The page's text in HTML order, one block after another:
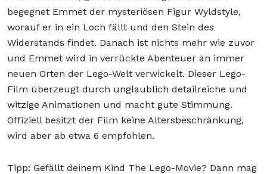
begegnet Emmet der mysteriösen Figur Wyldstyle,
worauf er in ein Loch fällt und den Stein des
Widerstands findet. Danach ist nichts mehr wie zuvor
und Emmet wird in verrückte Abenteuer an immer
neuen Orten der Lego-Welt verwickelt. Dieser Lego-
Film überzeugt durch unglaublich detailreiche und
witzige Animationen und macht gute Stimmung.
Offiziell besitzt der Film keine Altersbeschränkung,
wird aber ab etwa 6 empfohlen.
Tipp: Gefällt deinem Kind The Lego-Movie? Dann mag